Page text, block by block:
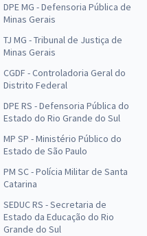
DPE MG - Defensoria Pública de
Minas Gerais
TJ MG - Tribunal de Justiça de
Minas Gerais
CGDF - Controladoria Geral do
Distrito Federal
DPE RS - Defensoria Pública do
Estado do Rio Grande do Sul
MP SP - Ministério Público do
Estado de São Paulo
PM SC - Polícia Militar de Santa
Catarina
SEDUC RS - Secretaria de
Estado da Educação do Rio
Grande do Sul